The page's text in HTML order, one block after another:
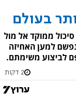
בעולם
סיכול ממוקד אל מול
למען האחיזה
לביצוע משימתם.
2 דקות